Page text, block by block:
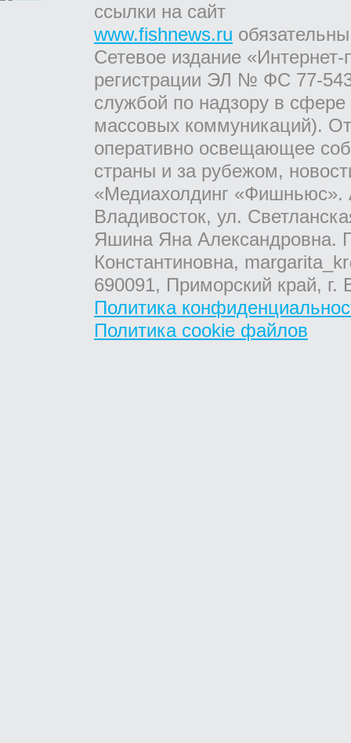
ссылки на сайт
www.fishnews.ru
Сетевое издание
регистрации ЭЛ № ФС 77-
службой по надзору в
массовых коммуникаций).
оперативно освещающее
страны и за рубежом,
«Медиахолдинг «Фишньюс».
Владивосток, ул.
Яшина Яна Александровна.
Константиновна,
690091, Приморский край,
Политика
Политика cookie файлов